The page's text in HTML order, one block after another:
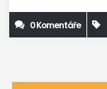
0 Komentáře